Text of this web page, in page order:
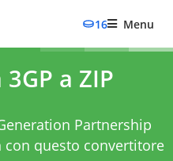
16 Menu
a ZIP
Partnership
con questo convertitore